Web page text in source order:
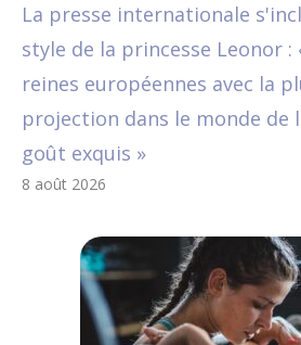
La presse internationale
style de la princesse Leonor :
reines européennes avec la
projection dans le monde de
goût exquis »
8 août 2026